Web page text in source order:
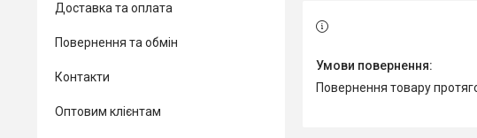
повернення товару
Доставка та оплата
Повернення та обмін
Контакти
Оптовим клієнтам